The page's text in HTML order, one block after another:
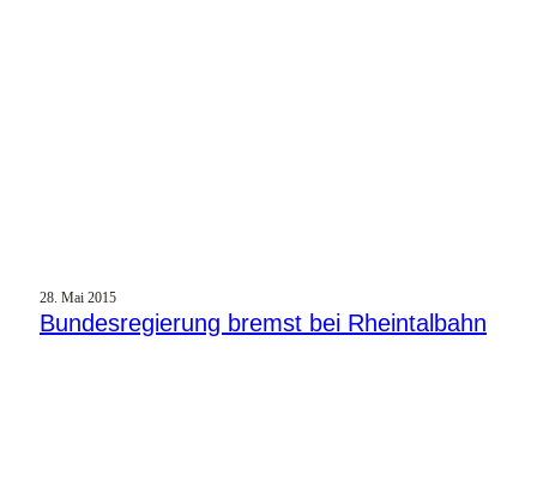
28. Mai 2015
Bundesregierung bremst bei Rheintalbahn